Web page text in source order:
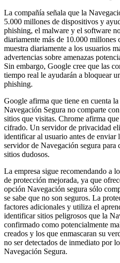
La compañía señala que la
5.000 millones de dispositivos y
phishing, el malware y el software
diariamente más de 10.000
muestra diariamente a los usuarios
advertencias sobre amenazas
Sin embargo, Google cree que las
tiempo real le ayudarán a bloquear
phishing.
Google afirma que tiene en cuenta
Navegación Segura no comparte
sitios que visitas. Chrome afirma
cifrado. Un servidor de privacidad
identificar al usuario antes de enviar
servidor de Navegación segura para
sitios dudosos.
La empresa sigue recomendando a
de protección mejorada, ya que
opción Navegación segura sólo
se sabe que no son seguros. La
factores adicionales y utiliza el
identificar sitios peligrosos que la
confirmado como potencialmente
creados y los que enmascaran su
no ser detectados de inmediato por
Navegación Segura.